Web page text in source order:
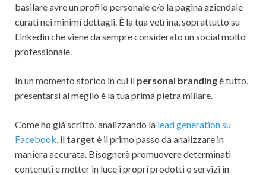
basilare avre un profilo personale e/o la pagina aziendale
curati nei minimi dettagli. È la tua vetrina, soprattutto su
Linkedin che viene da sempre considerato un social molto
professionale.
In un momento storico in cui il personal brandingè tutto,
presentarsi al meglio è la tua prima pietra miliare.
Come ho già scritto, analizzando la lead generation su
Facebook, il target è il primo passo da analizzare in
maniera accurata. Bisognerà promuovere determinati
contenuti e metter in luce i propri prodotti o servizi in